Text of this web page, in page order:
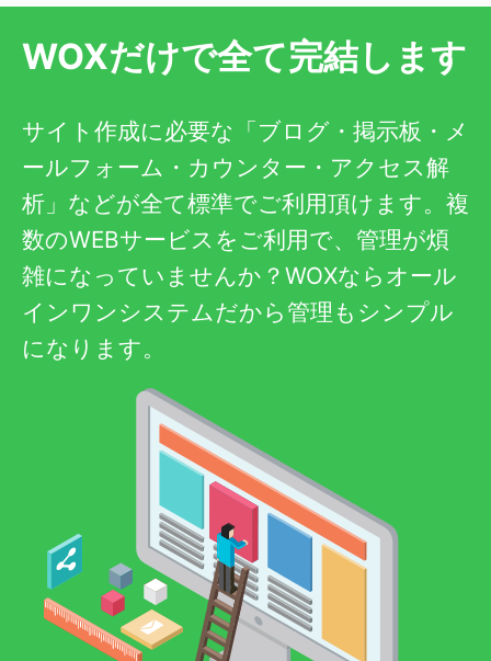
WOXだけで全て完結します
サイト作成に必要な「ブログ・掲示板・メ
ールフォーム・カウンター・アクセス解
析」などが全て標準でご利用頂けます。複
数のWEBサービスをご利用で、管理が煩
雑になっていませんか？WOXならオール
インワンシステムだから管理もシンプル
になります。